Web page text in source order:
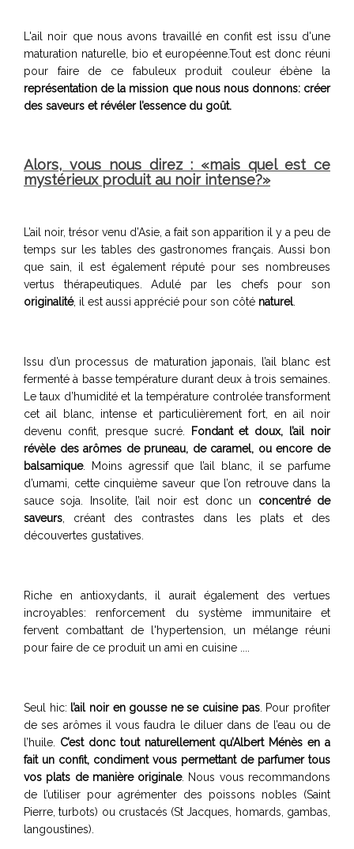
L'ail noir que nous avons travaillé en confit est issu d'une
maturation naturelle, bio et européenne.Tout est donc réuni
pour faire de ce fabuleux produit couleur ébène la
représentation de la mission que nous nous donnons: créer
des saveurs et révéler l’essence du goût.
Alors, vous nous direz : «mais quel est ce
mystérieux produit au noir intense?»
L’ail noir, trésor venu d’Asie, a fait son apparition il y a peu de
temps sur les tables des gastronomes français. Aussi bon
que sain, il est également réputé pour ses nombreuses
vertus thérapeutiques. Adulé par les chefs pour son
originalité, il est aussi apprécié pour son côté naturel.
Issu d’un processus de maturation japonais, l’ail blanc est
fermenté à basse température durant deux à trois semaines.
Le taux d’humidité et la température controlée transforment
cet ail blanc, intense et particulièrement fort, en ail noir
devenu confit, presque sucré. Fondant et doux, l’ail noir
révèle des arômes de pruneau, de caramel, ou encore de
balsamique. Moins agressif que l’ail blanc, il se parfume
d’umami, cette cinquième saveur que l’on retrouve dans la
sauce soja. Insolite, l’ail noir est donc un concentré de
saveurs , créant des contrastes dans les plats et des
découvertes gustatives.
Riche en antioxydants, il aurait également des vertues
incroyables: renforcement du système immunitaire et
fervent combattant de l'hypertension, un mélange réuni
pour faire de ce produit un ami en cuisine ....
Seul hic: l’ail noir en gousse ne se cuisine pas. Pour profiter
de ses arômes il vous faudra le diluer dans de l’eau ou de
l’huile. C’est donc tout naturellement qu’Albert Ménès en a
fait un confit, condiment vous permettant de parfumer tous
vos plats de manière originale. Nous vous recommandons
de l’utiliser pour agrémenter des poissons nobles (Saint
Pierre, turbots) ou crustacés (St Jacques, homards, gambas,
langoustines).